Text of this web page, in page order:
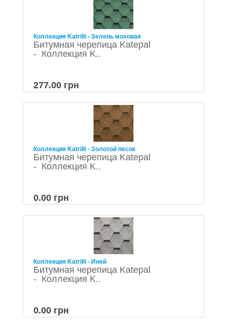
Коллекция Katrilli - Зелень моховая
Битумная черепица Katepal
- Коллекция K..
277.00 грн
Коллекция Katrilli - Золотой песок
Битумная черепица Katepal
- Коллекция K..
0.00 грн
Коллекция Katrilli - Иней
Битумная черепица Katepal
- Коллекция K..
0.00 грн